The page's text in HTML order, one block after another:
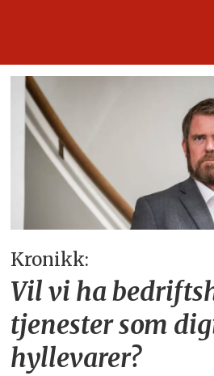
Kronikk:
Vil vi ha
tjenester som
hyllevarer?